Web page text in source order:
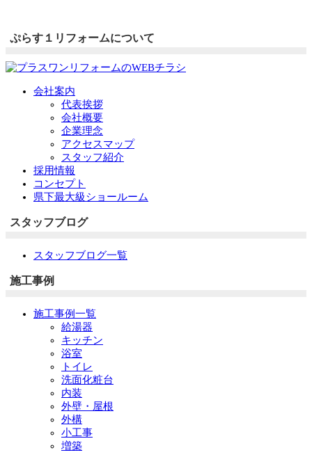
ぷらす１リフォームについて
会社案内
代表挨拶
会社概要
企業理念
アクセスマップ
スタッフ紹介
採用情報
コンセプト
県下最大級ショールーム
スタッフブログ
スタッフブログ一覧
施工事例
施工事例一覧
給湯器
キッチン
浴室
トイレ
洗面化粧台
内装
外壁・屋根
外構
小工事
増築